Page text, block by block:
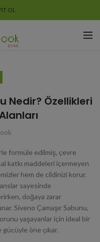
OL
Nedir? Özellikleri
formüle edilmiş, çevre
katkı maddeleri içermeyen
hem de cildinizi korur.
sayesinde
doğaya zarar
Siveno Çamaşır Sabunu,
yaşayanlar için ideal bir
öne çıkar.